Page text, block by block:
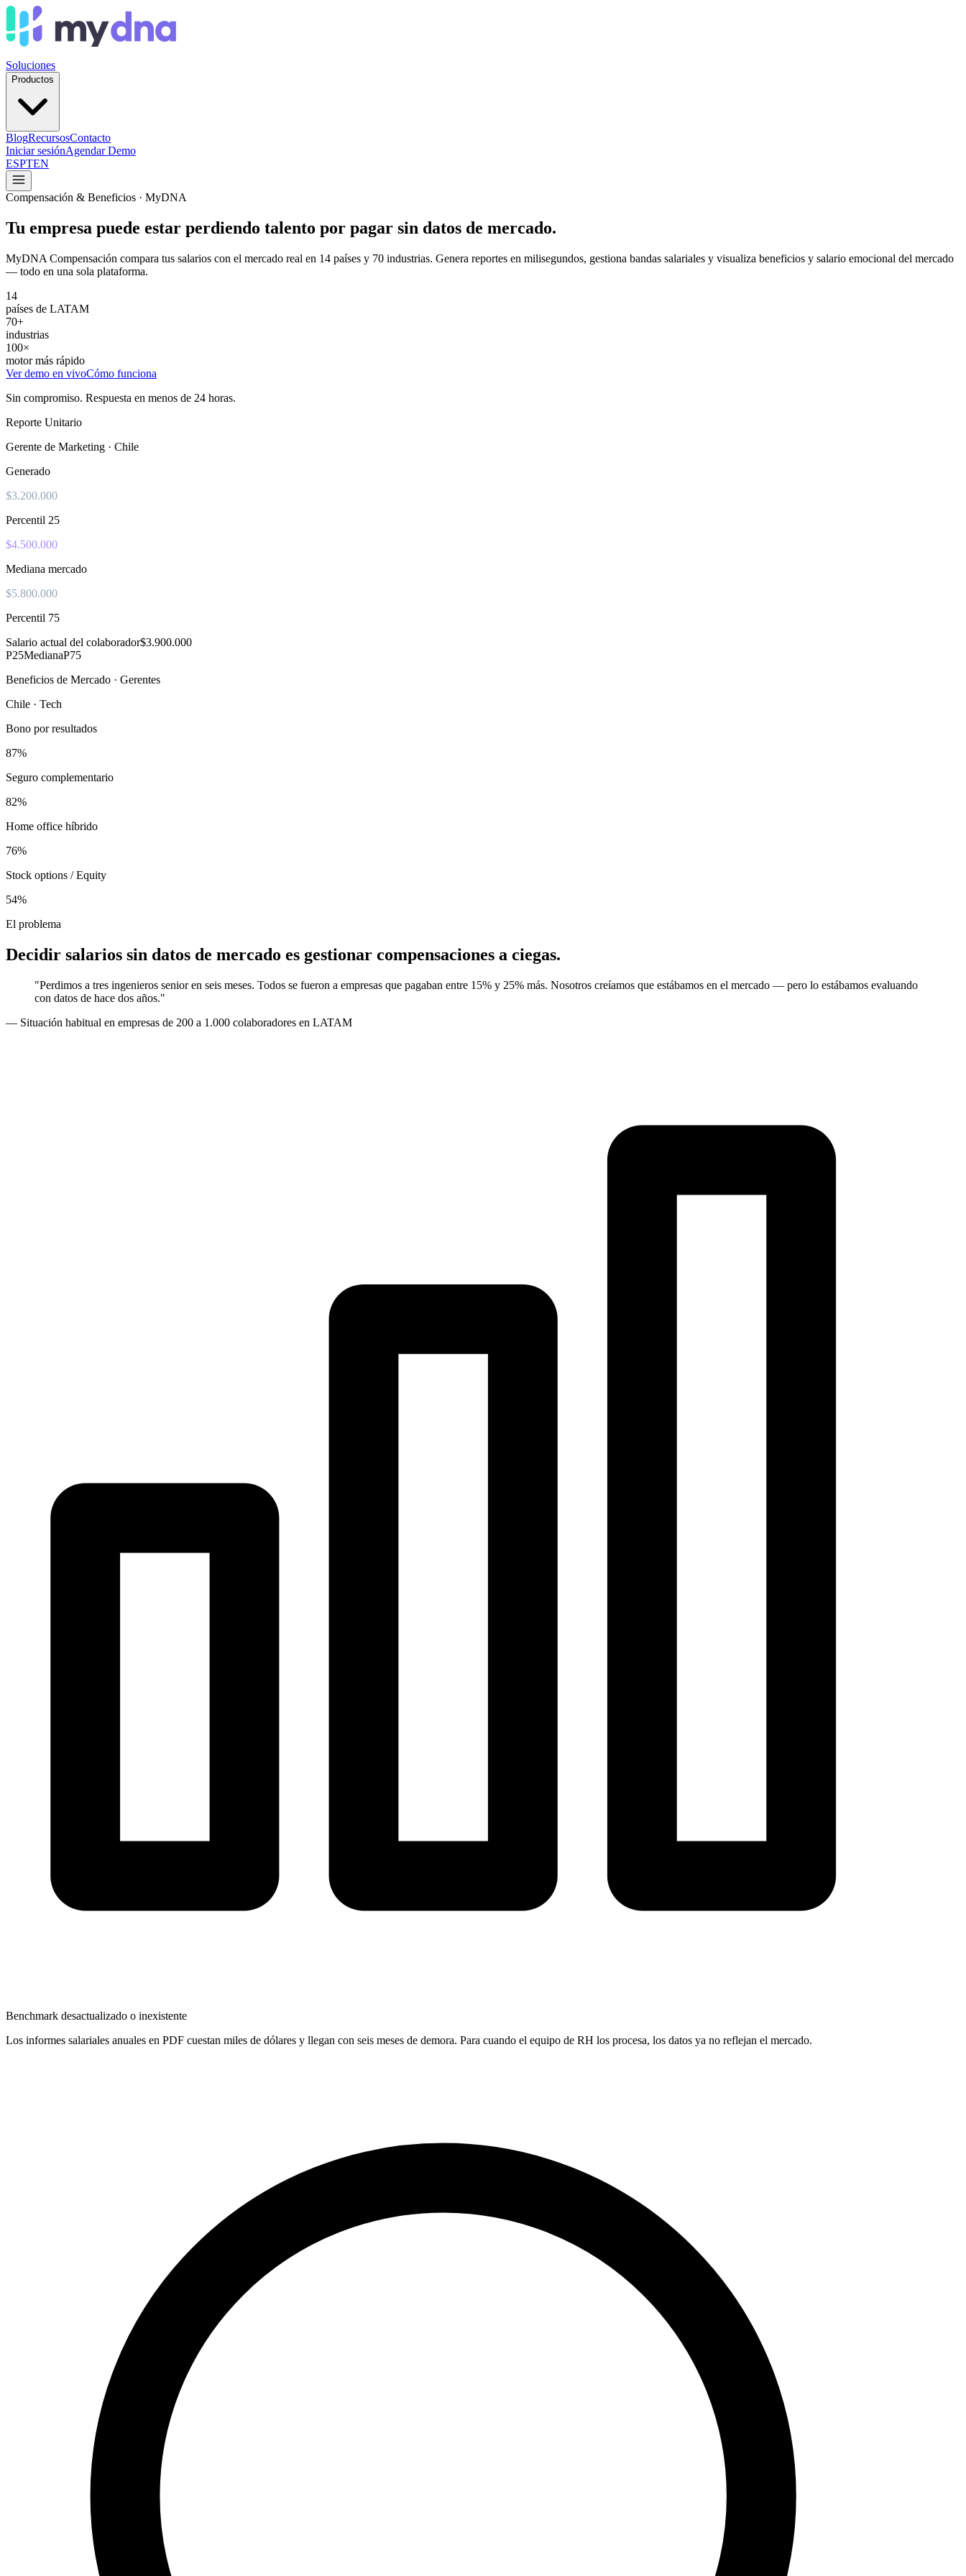
Soluciones
Productos
BlogRecursosContacto
Iniciar sesiónAgendar Demo
ESPTEN
Compensación & Beneficios · MyDNA
Tu empresa puede estar perdiendo talento por pagar sin datos de mercado.
MyDNA Compensación compara tus salarios con el mercado real en 14 países y 70 industrias. Genera reportes en milisegundos, gestiona bandas salariales y visualiza beneficios y salario emocional del mercado
— todo en una sola plataforma.
14
países de LATAM
70+
industrias
100×
motor más rápido
Ver demo en vivoCómo funciona
Sin compromiso. Respuesta en menos de 24 horas.
Reporte Unitario
Gerente de Marketing · Chile
Generado
$3.200.000
Percentil 25
$4.500.000
Mediana mercado
$5.800.000
Percentil 75
Salario actual del colaborador$3.900.000
P25MedianaP75
Beneficios de Mercado · Gerentes
Chile · Tech
Bono por resultados
87%
Seguro complementario
82%
Home office híbrido
76%
Stock options / Equity
54%
El problema
Decidir salarios sin datos de mercado es gestionar compensaciones a ciegas.
"Perdimos a tres ingenieros senior en seis meses. Todos se fueron a empresas que pagaban entre 15% y 25% más. Nosotros creíamos que estábamos en el mercado — pero lo estábamos evaluando
con datos de hace dos años."
— Situación habitual en empresas de 200 a 1.000 colaboradores en LATAM
Benchmark desactualizado o inexistente
Los informes salariales anuales en PDF cuestan miles de dólares y llegan con seis meses de demora. Para cuando el equipo de RH los procesa, los datos ya no reflejan el mercado.